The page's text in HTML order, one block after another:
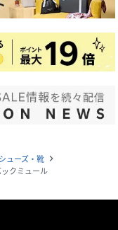
シューズ・靴 navigate_next
クミュール